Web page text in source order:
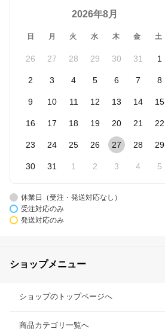
2026年8月
日 月 火 水 木 金 土
26 27 28 29 30 31 1
2 3 4 5 6 7 8
9 10 11 12 13 14 15
16 17 18 19 20 21 22
23 24 25 26 27 28 29
30 31 1 2 3 4 5
休業日（受注・発送対応なし）
受注対応のみ
発送対応のみ
ショップメニュー
ショップのトップページへ
商品カテゴリ一覧へ